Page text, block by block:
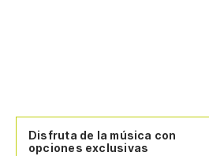
Disfruta de la música con
opciones exclusivas